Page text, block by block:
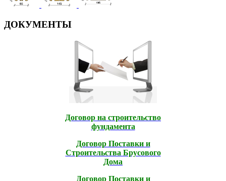
ДОКУМЕНТЫ
Договор на строительство
фундамента
Договор Поставки и
Строительcтва Брусового
Дома
Договор Поставки и